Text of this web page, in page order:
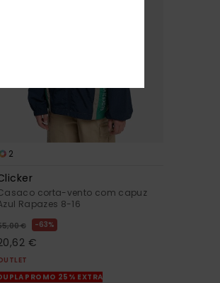
2
corta-vento com capuz
Rapazes 8-16
€ 63%
€
PROMO 25% EXTRA